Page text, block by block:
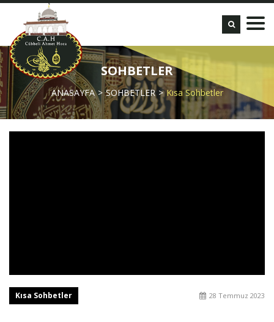
SOHBETLER
ANASAYFA SOHBETLER Kısa Sohbetler
Kısa Sohbetler 28 Temmuz 2023